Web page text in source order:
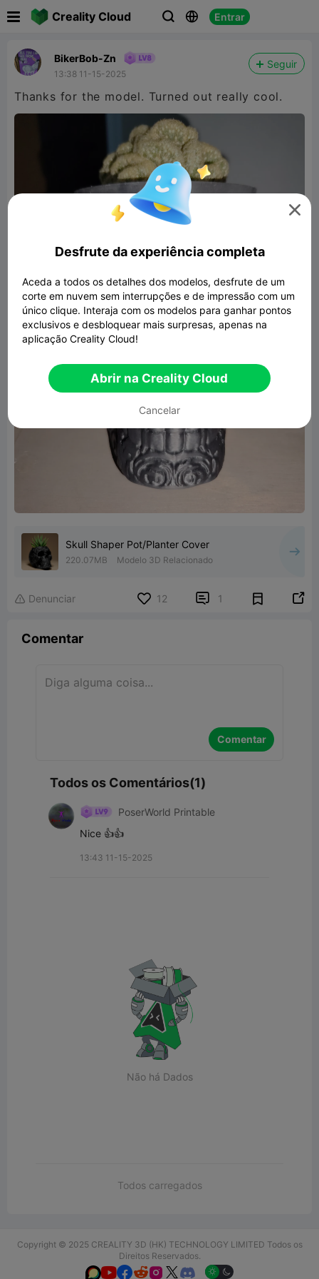
Creality Cloud   Entrar
BikerBob-Zn
13:38 11-15-2025
Seguir
Thanks for the model. Turned out really cool.
Skull Shaper Pot/Planter Cover
220.07MB Modelo 3D Relacionado
 Denunciar 12  1 
Comentar
Comentar
Todos os Comentários(1)
PoserWorld Printable
Nice 👍👍
13:43 11-15-2025
Não há Dados
Todos carregados
Copyright © 2025 CREALITY 3D (HK) TECHNOLOGY LIMITED Todos os
Direitos Reservados.
  

Desfrute da experiência completa
Aceda a todos os detalhes dos modelos, desfrute de um
corte em nuvem sem interrupções e de impressão com um
único clique. Interaja com os modelos para ganhar pontos
exclusivos e desbloquear mais surpresas, apenas na
aplicação Creality Cloud!
Abrir na Creality Cloud
Cancelar